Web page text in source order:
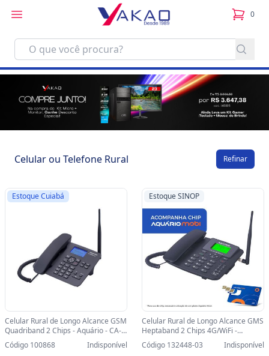
0
itens
Celular ou Telefone Rural Refinar
Estoque Cuiabá
Celular Rural de Longo Alcance GSM
Quadriband 2 Chips - Aquário - CA-
42S - CA-42S
Código 100868 Indisponível
Estoque SINOP
Celular Rural de Longo Alcance GMS
Heptaband 2 Chips 4G/WiFi -
Aquário - CA-42SX4G Tela 2,1
Polegadas-SINOP-03 - CA-42SE 4G
Código 132448-03 Indisponível